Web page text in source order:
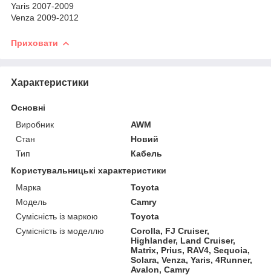
Yaris 2007-2009
Venza 2009-2012
Приховати
Характеристики
Основні
Виробник
AWM
Стан
Новий
Тип
Кабель
Користувальницькі характеристики
Марка
Toyota
Модель
Camry
Сумісність із маркою
Toyota
Сумісність із моделлю
Corolla, FJ Cruiser,
Highlander, Land Cruiser,
Matrix, Prius, RAV4, Sequoia,
Solara, Venza, Yaris, 4Runner,
Avalon, Camry